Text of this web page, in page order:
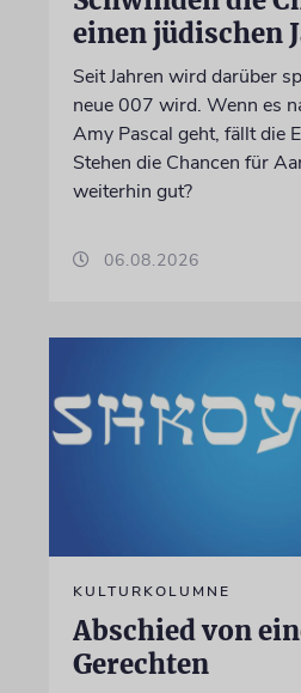
einen jüdischen
Seit Jahren wird darüber
neue 007 wird. Wenn es
Amy Pascal geht, fällt die
Stehen die Chancen für
weiterhin gut?
06.08.2026
KULTURKOLUMNE
Abschied von
Gerechten